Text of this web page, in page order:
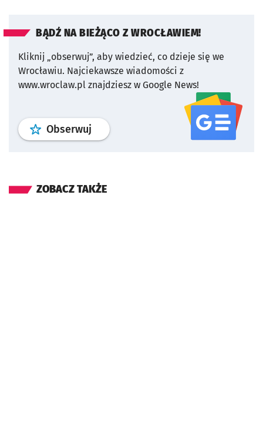
BĄDŹ NA BIEŻĄCO Z WROCŁAWIEM!
Kliknij „obserwuj”, aby wiedzieć, co dzieje się we
Wrocławiu. Najciekawsze wiadomości z
www.wroclaw.pl znajdziesz w Google News!
Obserwuj profil serwisu
ZOBACZ TAKŻE